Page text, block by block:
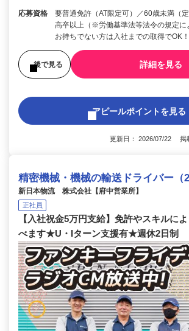
応募資格
要普通免許（AT限定可）／60歳未満（
高卒以上（※労働基準法等法令の規定
お持ちでない方は入社までの取得でOK！
後で見る 詳細を見る
アピールポイントを見る
更新日： 2026/07/22 掲
精密機械・機械の輸送ドライバー（
新日本物流 株式会社【府中営業所】
正社員
【入社祝金5万円支給】免許やスキルに
べます★U・Iターン支援有★週休2日制